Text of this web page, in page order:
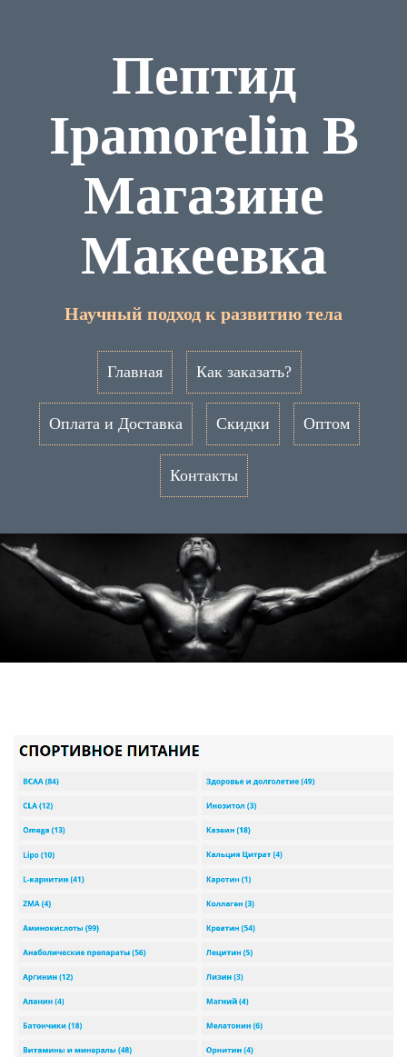
Пептид
Ipamorelin В
Магазине
Макеевка
Научный подход к развитию тела
Главная Как заказать?
Оплата и Доставка Скидки Оптом
Контакты